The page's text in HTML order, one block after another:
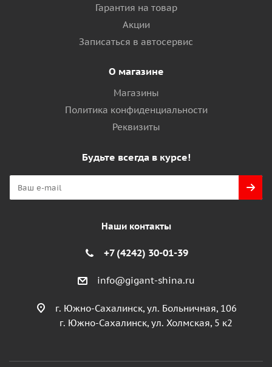
Гарантия на товар
Акции
Записаться в автосервис
О магазине
Магазины
Политика конфиденциальности
Реквизиты
Будьте всегда в курсе!
Наши контакты
+7 (4242) 30-01-39
info@gigant-shina.ru
г. Южно-Сахалинск, ул. Больничная, 106
г. Южно-Сахалинск, ул. Холмская, 5 к2